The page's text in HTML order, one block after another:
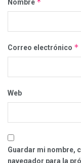
Nombre
Correo electrónico *
Web
Guardar mi nombre,
navegador para la